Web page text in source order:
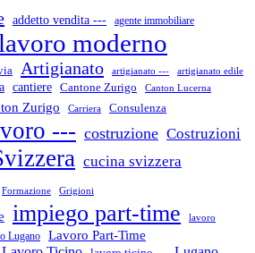
addetto vendita --- agente immobiliare
moderno
Artigianato artigianato --- artigianato edile
cantiere Cantone Zurigo Canton Lucerna
Zurigo Carriera Consulenza
--- costruzione Costruzioni
cucina svizzera
Formazione Grigioni
impiego part-time lavoro
Lugano Lavoro Part-Time